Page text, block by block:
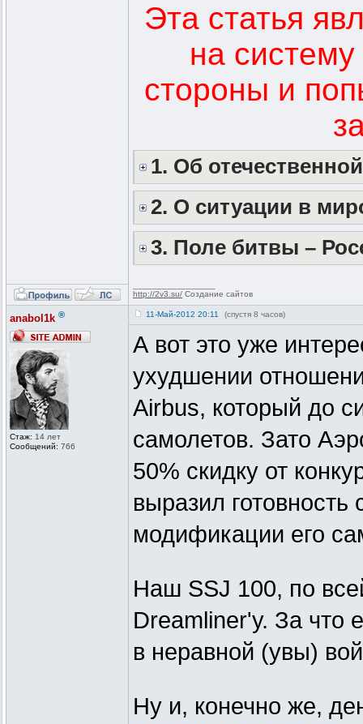
Эта статья
на
стороны и
1. Об
2. О ситуации в
3. Поле битвы –
http://2v3.su/ Создание сайтов
anabol1k ®
Стаж: 14 лет
Сообщений: 766
11-Май-2012 20:11 (спустя 8 часов)
А вот это уже
ухудшении
Airbus, который до
самолетов. Зато
50% скидку от
выразил готовность
модификации его
Наш SSJ 100, по
Dreamliner'у. За что
в неравной (увы)
Ну и, конечно же,